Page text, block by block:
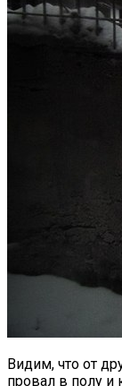
Видим, что от
провал в полу